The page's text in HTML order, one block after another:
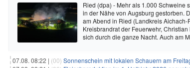
Ried (dpa) - Mehr als 1.000 Schweine
in der Nähe von Augsburg gestorben.
am Abend in Ried (Landkreis
Kreisbrandrat der Feuerwehr,
sich durch die ganze Nacht. Auch am
07.08. 08:22 | (00) Sonnenschein mit lokalen Schauern am